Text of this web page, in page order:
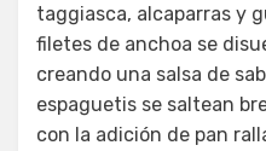
taggiasca, alcaparras y
filetes de anchoa se
creando una salsa de
espaguetis se saltean
con la adición de pan